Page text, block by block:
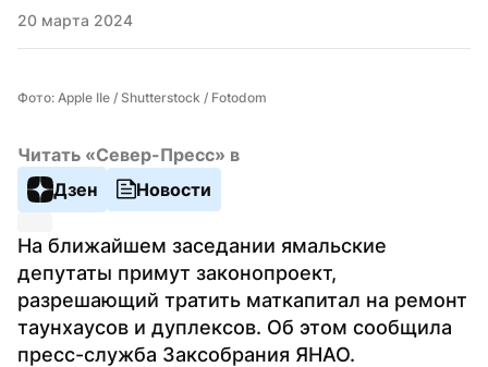
20 марта 2024
Фото: Apple IIe / Shutterstock / Fotodom
Читать «Север-Пресс» в
Дзен
Новости
На ближайшем заседании ямальские
депутаты примут законопроект,
разрешающий тратить маткапитал на ремонт
таунхаусов и дуплексов. Об этом сообщила
пресс-служба Заксобрания ЯНАО.